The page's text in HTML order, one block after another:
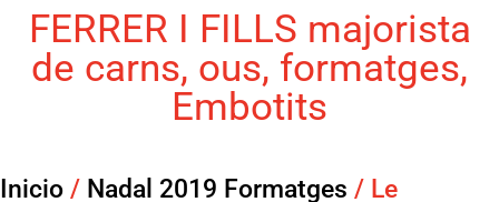
FERRER I FILLS majorista
de carns, ous, formatges,
Embotits
Inicio / Nadal 2019 Formatges / Le